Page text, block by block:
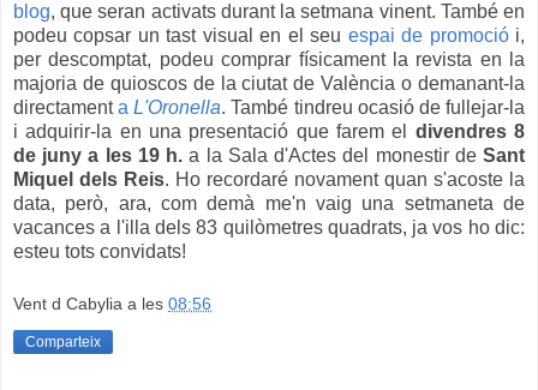
blog, que seran activats durant la setmana vinent. També en
podeu copsar un tast visual en el seu espai de promociói,
per descomptat, podeu comprar físicament la revista en la
majoria de quioscos de la ciutat de València o demanant-la
directamentaL'Oronella. També tindreu ocasió de fullejar-la
i adquirir-la en una presentació que faremel divendres 8
de juny a les 19 h.a la Sala d'Actes del monestir deSant
Miquel dels Reis. Ho recordaré novament quan s'acoste la
data, però, ara, com demà me'n vaig una setmaneta de
vacances a l'illa dels 83 quilòmetres quadrats, ja vos ho dic:
esteu tots convidats!
Vent d Cabylia a les 08:56
Comparteix